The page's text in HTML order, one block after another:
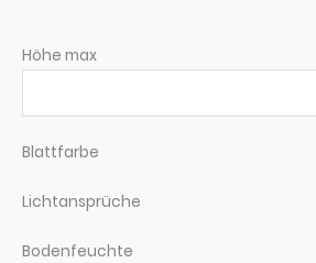
Höhe max
Blattfarbe
Lichtansprüche
Bodenfeuchte